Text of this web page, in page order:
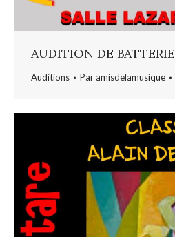
AUDITION DE BATTERIE
Auditions Paramisdelamusique